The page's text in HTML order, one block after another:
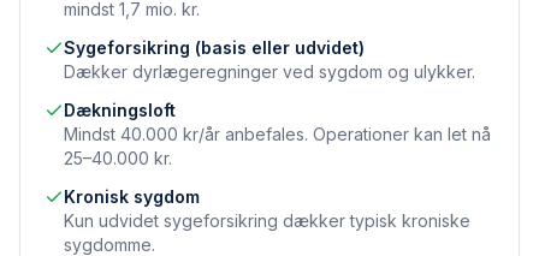
mindst 1,7 mio. kr.
Syge­forsikring (basis eller udvidet)
Dækker dyrlægeregninger ved sygdom og ulykker.
Dækningsloft
Mindst 40.000 kr/år anbefales. Operationer kan let nå
25–40.000 kr.
Kronisk sygdom
Kun udvidet syge­forsikring dækker typisk kroniske
sygdomme.